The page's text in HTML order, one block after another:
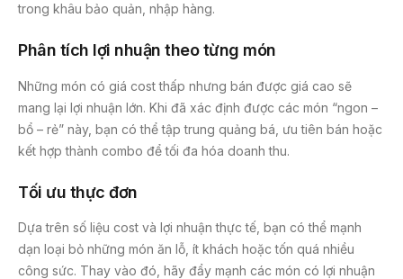
trong khâu bảo quản, nhập hàng.
Phân tích lợi nhuận theo từng món
Những món có giá cost thấp nhưng bán được giá cao sẽ
mang lại lợi nhuận lớn. Khi đã xác định được các món “ngon –
bổ – rẻ” này, bạn có thể tập trung quảng bá, ưu tiên bán hoặc
kết hợp thành combo để tối đa hóa doanh thu.
Tối ưu thực đơn
Dựa trên số liệu cost và lợi nhuận thực tế, bạn có thể mạnh
dạn loại bỏ những món ăn lỗ, ít khách hoặc tốn quá nhiều
công sức. Thay vào đó, hãy đẩy mạnh các món có lợi nhuận